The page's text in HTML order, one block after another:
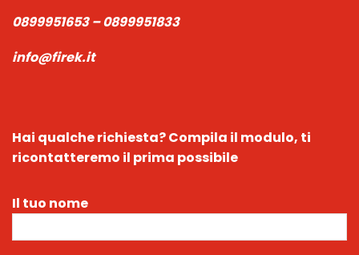
0899951653 – 0899951833
info@firek.it
Hai qualche richiesta?Compila il modulo, ti
ricontatteremo il prima possibile
Il tuo nome